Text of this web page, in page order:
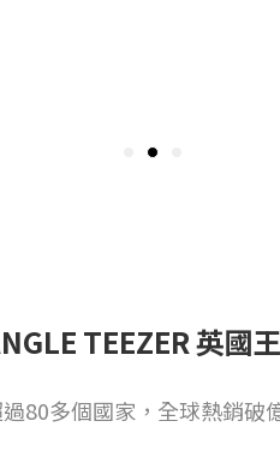
TEEZER 英國
80多個國家，全球熱銷破